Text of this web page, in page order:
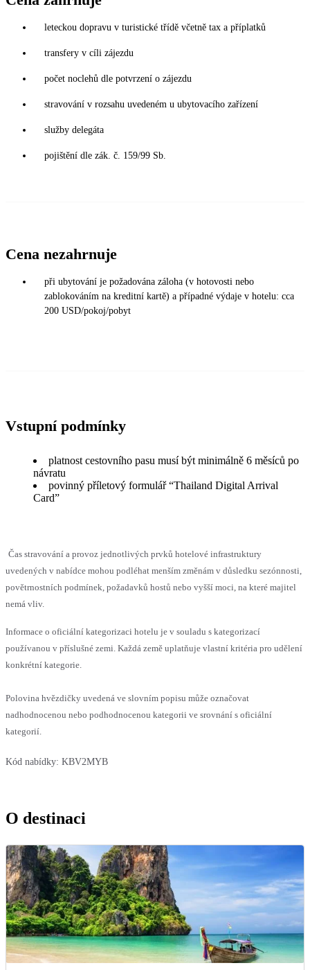
leteckou dopravu v turistické třídě včetně tax a příplatků
transfery v cíli zájezdu
počet noclehů dle potvrzení o zájezdu
stravování v rozsahu uvedeném u ubytovacího zařízení
služby delegáta
pojištění dle zák. č. 159/99 Sb.
Cena nezahrnuje
při ubytování je požadována záloha (v hotovosti nebo
zablokováním na kreditní kartě) a případné výdaje v hotelu: cca
200 USD/pokoj/pobyt
Vstupní podmínky
platnost cestovního pasu musí být minimálně 6 měsíců po
návratu
povinný příletový formulář “Thailand Digital Arrival
Card”
Čas stravování a provoz jednotlivých prvků hotelové infrastruktury
uvedených v nabídce mohou podléhat menším změnám v důsledku sezónnosti,
povětrnostních podmínek, požadavků hostů nebo vyšší moci, na které majitel
nemá vliv.
Informace o oficiální kategorizaci hotelu je v souladu s kategorizací
používanou v příslušné zemi. Každá země uplatňuje vlastní kritéria pro udělení
konkrétní kategorie.
Polovina hvězdičky uvedená ve slovním popisu může označovat
nadhodnocenou nebo podhodnocenou kategorii ve srovnání s oficiální
kategorií.
Kód nabídky: KBV2MYB
O destinaci